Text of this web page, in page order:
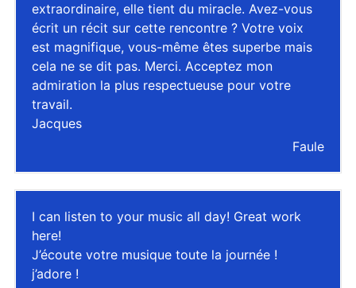
extraordinaire, elle tient du miracle. Avez-vous
écrit un récit sur cette rencontre ? Votre voix
est magnifique, vous-même êtes superbe mais
cela ne se dit pas. Merci. Acceptez mon
admiration la plus respectueuse pour votre
travail.
Jacques
Faule
I can listen to your music all day! Great work
here!
J’écoute votre musique toute la journée !
j’adore !